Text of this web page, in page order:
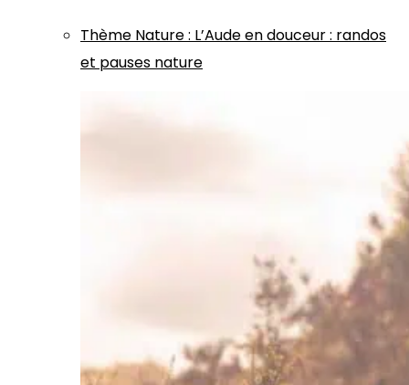
Thème Nature: L’Aude en douceur : randos
et pauses nature